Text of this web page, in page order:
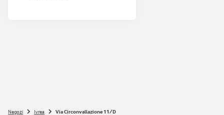
Negozi Ivrea Via Circonvallazione 11/D